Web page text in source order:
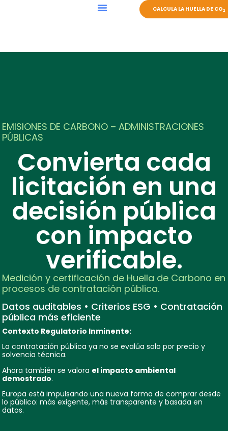
CALCULA LA HUELLA DE CO2
EMISIONES DE CARBONO – ADMINISTRACIONES
PÚBLICAS
Convierta cada
licitación en una
decisión pública
con impacto
verificable.
Medición y certificación de Huella de Carbono en
procesos de contratación pública.
Datos auditables • Criterios ESG • Contratación
pública más eficiente
Contexto Regulatorio Inminente:
La contratación pública ya no se evalúa solo por precio y
solvencia técnica.
Ahora también se valora el impacto ambiental
demostrado.
Europa está impulsando una nueva forma de comprar desde
lo público: más exigente, más transparente y basada en
datos.